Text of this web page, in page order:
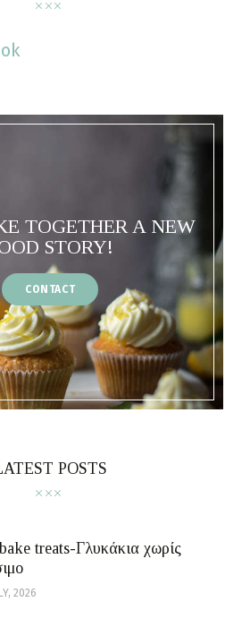
TOGETHER A NEW
STORY!
CONTACT
POSTS
treats-Γλυκάκια χωρίς
2026